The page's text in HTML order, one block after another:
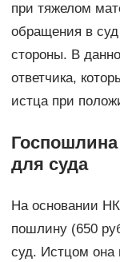
при тяжелом
обращения в суд
стороны. В
ответчика,
истца при
для суда
На основании
пошлину (650
суд. Истцом она